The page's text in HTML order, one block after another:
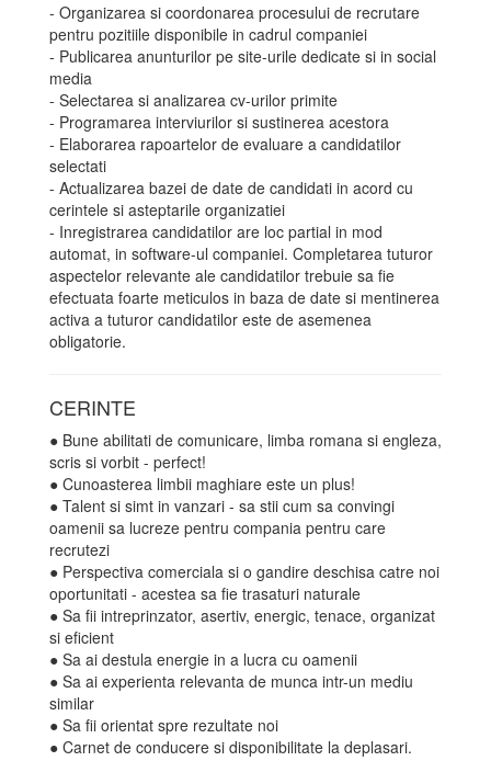
- Organizarea si coordonarea procesului de recrutare
pentru pozitiile disponibile in cadrul companiei
- Publicarea anunturilor pe site-urile dedicate si in social
media
- Selectarea si analizarea cv-urilor primite
- Programarea interviurilor si sustinerea acestora
- Elaborarea rapoartelor de evaluare a candidatilor
selectati
- Actualizarea bazei de date de candidati in acord cu
cerintele si asteptarile organizatiei
- Inregistrarea candidatilor are loc partial in mod
automat, in software-ul companiei. Completarea tuturor
aspectelor relevante ale candidatilor trebuie sa fie
efectuata foarte meticulos in baza de date si mentinerea
activa a tuturor candidatilor este de asemenea
obligatorie.
CERINTE
● Bune abilitati de comunicare, limba romana si engleza,
scris si vorbit - perfect!
● Cunoasterea limbii maghiare este un plus!
● Talent si simt in vanzari - sa stii cum sa convingi
oamenii sa lucreze pentru compania pentru care
recrutezi
● Perspectiva comerciala si o gandire deschisa catre noi
oportunitati - acestea sa fie trasaturi naturale
● Sa fii intreprinzator, asertiv, energic, tenace, organizat
si eficient
● Sa ai destula energie in a lucra cu oamenii
● Sa ai experienta relevanta de munca intr-un mediu
similar
● Sa fii orientat spre rezultate noi
● Carnet de conducere si disponibilitate la deplasari.